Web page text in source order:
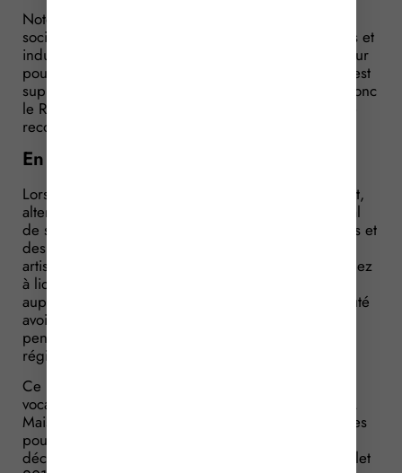
Notez également que le dispositif de l’interlocuteur
social unique, qui permet aux artisans, commerçants et
industriels de ne disposer que d’un seul interlocuteur
pour le recouvrement de leurs cotisations sociales, est
supprimé à compter du 1er janvier 2017. Ce sont donc
le RSI et les Urssaf qui assureront, conjointement, le
recouvrement de ces cotisations.
En matière de retraite
Lorsque vous relevez ou avez relevé successivement,
alternativement ou simultanément du régime général
de sécurité sociale, du régime des salariés agricoles et
des régimes d’assurance vieillesse des professions
artisanales, industrielles et commerciales et demandez
à liquider l’un de vos droits à pension de vieillesse
auprès d’un des régimes concernés, vous êtes réputé
avoir demandé la liquidation de l’ensemble de vos
pensions, comme si vous aviez été affilié à un seul
régime.
Ce régime dit de la « liquidation unique » avait
vocation à être mis en place dès le 1er janvier 2017.
Mais face au retard pris par les différents organismes
pour s’adapter à cette liquidation unique, il a été
décidé de repousser cette mise en place au 1er juillet